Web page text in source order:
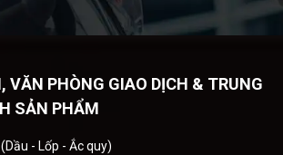
VĂN PHÒNG GIAO DỊCH & TRUNG
SẢN PHẨM
- Lốp - Ắc quy)